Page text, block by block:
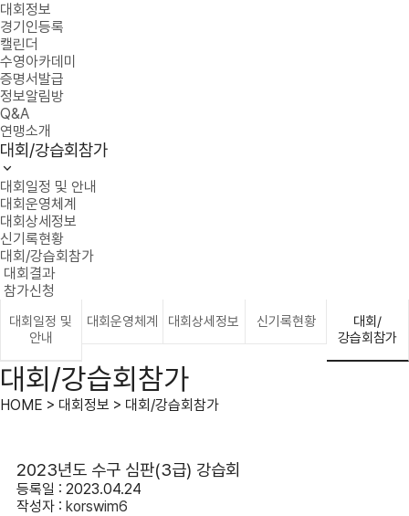
대회정보
경기인등록
캘린더
수영아카데미
증명서발급
정보알림방
Q&A
연맹소개
대회/강습회참가
대회일정 및 안내
대회운영체계
대회상세정보
신기록현황
대회/강습회참가
대회결과
참가신청
대회일정 및
안내
대회운영체계 대회상세정보 신기록현황
대회/
강습회참가
대회/강습회참가
HOME > 대회정보 > 대회/강습회참가
2023년도 수구 심판(3급) 강습회
등록일 : 2023.04.24
작성자 : korswim6